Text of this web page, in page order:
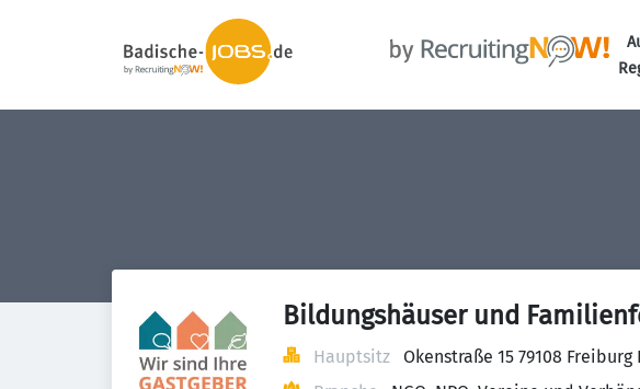
Bildungshäuser und
Hauptsitz
Okenstraße 15 79108